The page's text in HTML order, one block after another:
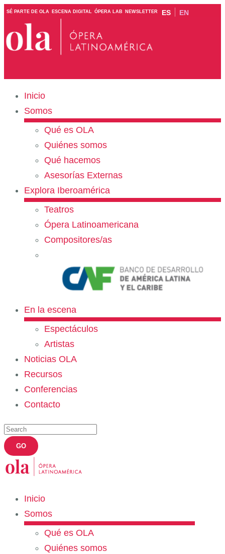
SÉ PARTE DE OLA ESCENA DIGITAL ÓPERA LAB NEWSLETTER ES EN
Inicio
Somos
Qué es OLA
Quiénes somos
Qué hacemos
Asesorías Externas
Explora Iberoamérica
Teatros
Ópera Latinoamericana
Compositores/as
En la escena
Espectáculos
Artistas
Noticias OLA
Recursos
Conferencias
Contacto
Inicio
Somos
Qué es OLA
Quiénes somos